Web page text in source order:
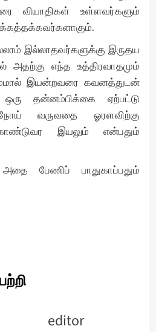
வியாதிகள் உள்ளவர்களும்
இல்லாதவர்களுக்கு இருதய
அதற்கு எந்த உத்திரவாதமும்
இயன்றவரை கவனத்துடன்
தன்னம்பிக்கை ஏற்பட்டு
வருவதை ஓரளவிற்கு
கொண்டுவர இயலும் என்பதும்
பேணிப் பாதுகாப்பதும்
editor